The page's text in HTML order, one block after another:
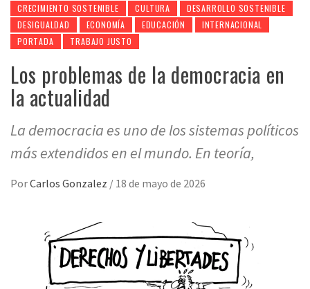
CRECIMIENTO SOSTENIBLE CULTURA
DESARROLLO SOSTENIBLE
DESIGUALDAD
ECONOMÍA EDUCACIÓN
INTERNACIONAL
PORTADA
TRABAJO JUSTO
Los problemas de la democracia en
la actualidad
La democracia es uno de los sistemas políticos
más extendidos en el mundo. En teoría,
PorCarlos Gonzalez / 18 de mayo de 2026